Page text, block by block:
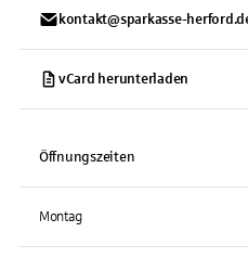
kontakt@sparkasse-
vCard herunterladen
Öffnungszeiten
Montag